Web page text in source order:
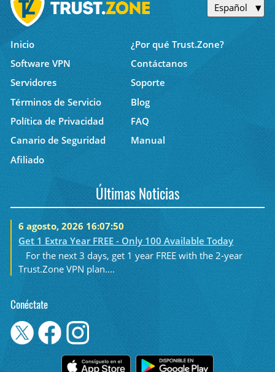
Español
Inicio
¿Por qué Trust.Zone?
Software VPN
Contáctanos
Servidores
Soporte
Términos de Servicio
Blog
Política de Privacidad
FAQ
Canario de Seguridad
Manual
Afiliado
Últimas Noticias
6 agosto, 2026 16:07:50
Get 1 Extra Year FREE - Only 100 Available Today
For the next 3 days, get 1 year FREE with the 2-year
Trust.Zone VPN plan....
Conéctate